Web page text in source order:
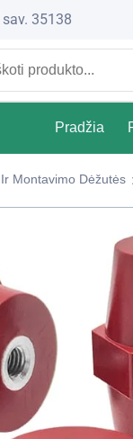
35138
Pradžia
Montavimo Dėžutės